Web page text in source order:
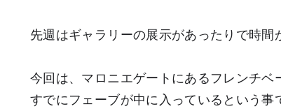
先週はギャラリーの展示があったりで時間
今回は、マロニエゲートにあるフレンチベ
すでにフェーブが中に入っているという事